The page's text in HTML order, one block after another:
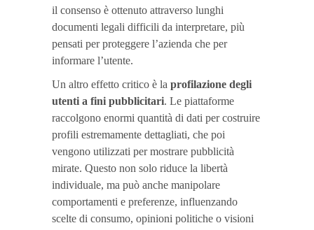
il consenso è ottenuto attraverso lunghi
documenti legali difficili da interpretare, più
pensati per proteggere l’azienda che per
informare l’utente.
Un altro effetto critico è la profilazione degli
utenti a fini pubblicitari. Le piattaforme
raccolgono enormi quantità di dati per costruire
profili estremamente dettagliati, che poi
vengono utilizzati per mostrare pubblicità
mirate. Questo non solo riduce la libertà
individuale, ma può anche manipolare
comportamenti e preferenze, influenzando
scelte di consumo, opinioni politiche o visioni